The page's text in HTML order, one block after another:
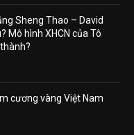
Sheng Thao – David
Mô hình XHCN của Tô
cương vàng Việt Nam